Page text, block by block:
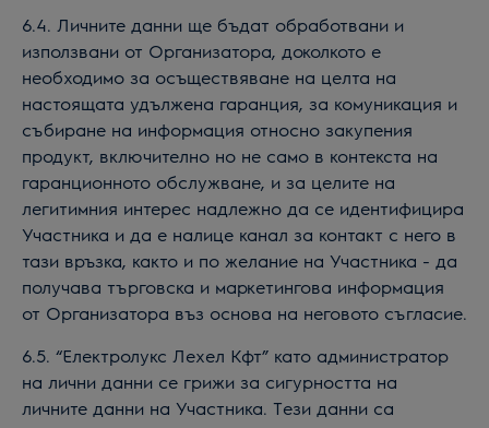
6.4. Личните данни ще бъдат обработвани и
използвани от Организатора, доколкото е
необходимо за осъществяване на целта на
настоящата удължена гаранция, за комуникация и
събиране на информация относно закупения
продукт, включително но не само в контекста на
гаранционното обслужване, и за целите на
легитимния интерес надлежно да се идентифицира
Участника и да е налице канал за контакт с него в
тази връзка, както и по желание на Участника - да
получава търговска и маркетингова информация
от Организатора въз основа на неговото съгласие.
6.5. “Електролукс Лехел Кфт” като администратор
на лични данни се грижи за сигурността на
личните данни на Участника. Тези данни са